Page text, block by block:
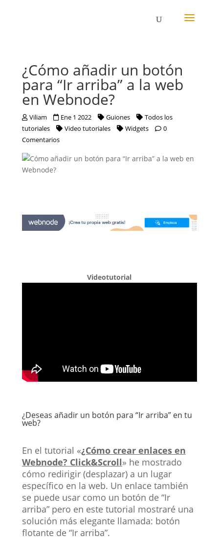
¿Cómo añadir un botón
para “Ir arriba” a la web
en Webnode?
Viliam Ene 1 2022 Guiones
Todos los
tutoriales
Video tutoriales Widgets
0
Comentarios
Videotutorial
¿Deseas añadir un botón para “Ir arriba” en tu
web?
En el tutorial «¿Cómo crear enlaces en
Webnode? Click&Scroll» he mostrado
cómo redirigir (desplazar) a un lugar
específico en la web. Un enlace también
se puede usar como un botón de “Ir
arriba” pero en este tutorial mostraré una
solución más elegante llamada: botón
flotante de “Ir arriba”.